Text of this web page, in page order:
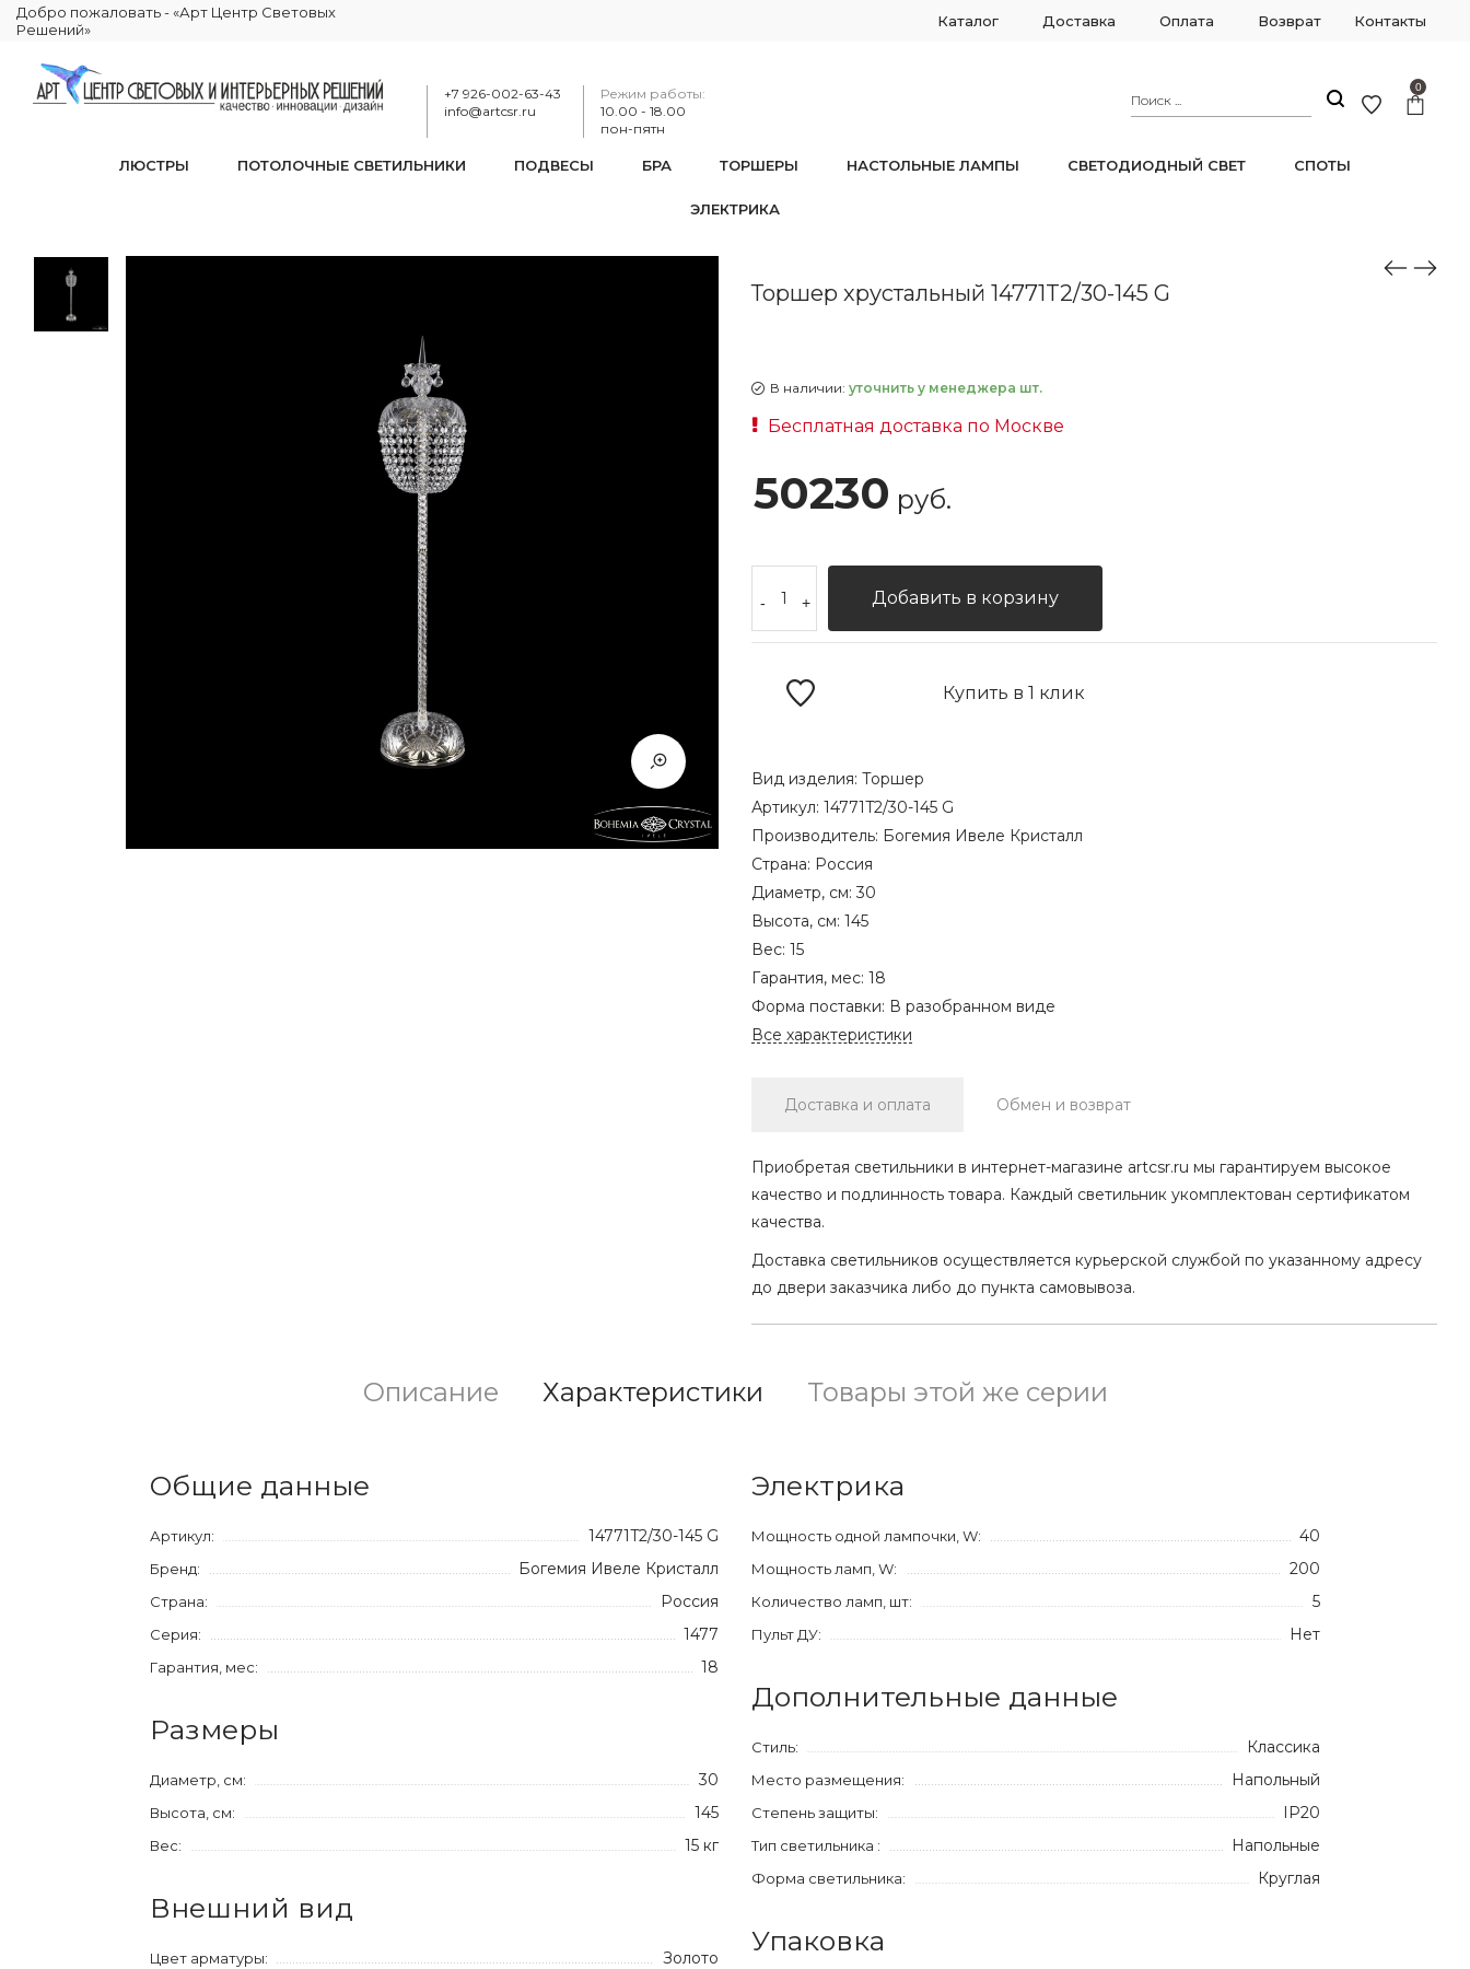
Добро пожаловать - «Арт Центр Световых
Решений»
Каталог Доставка Оплата Возврат Контакты
+7 926-002-63-43
info@artcsr.ru
Режим работы:
10.00 - 18.00
пон-пятн
0
ЛЮСТРЫ ПОТОЛОЧНЫЕ СВЕТИЛЬНИКИ ПОДВЕСЫ БРА ТОРШЕРЫ НАСТОЛЬНЫЕ ЛАМПЫ СВЕТОДИОДНЫЙ СВЕТ СПОТЫ
ЭЛЕКТРИКА
Торшер хрустальный 14771T2/30-145 G
В наличии: уточнить у менеджера шт.
Бесплатная доставка по Москве
50230 руб.
- + Добавить в корзину
Купить в 1 клик
Вид изделия: Торшер
Артикул: 14771T2/30-145 G
Производитель: Богемия Ивеле Кристалл
Страна: Россия
Диаметр, см:30
Высота, см: 145
Вес: 15
Гарантия, мес: 18
Форма поставки: В разобранном виде
Все характеристики
Доставка и оплата Обмен и возврат
Приобретая светильники в интернет-магазине artcsr.ru мы гарантируем высокое
качество и подлинность товара. Каждый светильник укомплектован сертификатом
качества.
Доставка светильников осуществляется курьерской службой по указанному адресу
до двери заказчика либо до пункта самовывоза.
Описание Характеристики Товары этой же серии
Общие данные
Артикул: 14771T2/30-145 G
Бренд: Богемия Ивеле Кристалл
Страна: Россия
Серия: 1477
Гарантия, мес: 18
Размеры
Диаметр, см: 30
Высота, см: 145
Вес: 15 кг
Внешний вид
Цвет арматуры: Золото
Электрика
Мощность одной лампочки, W: 40
Мощность ламп, W: 200
Количество ламп, шт: 5
Пульт ДУ: Нет
Дополнительные данные
Стиль: Классика
Место размещения: Напольный
Степень защиты: IP20
Тип светильника : Напольные
Форма светильника: Круглая
Упаковка